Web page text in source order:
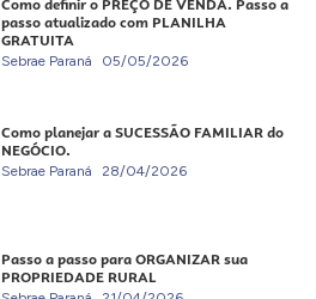
Como definir o PREÇO DE VENDA. Passo a
passo atualizado com PLANILHA
GRATUITA
Sebrae Paraná 05/05/2026
Como planejar a SUCESSÃO FAMILIAR do
NEGÓCIO.
Sebrae Paraná 28/04/2026
Passo a passo para ORGANIZAR sua
PROPRIEDADE RURAL